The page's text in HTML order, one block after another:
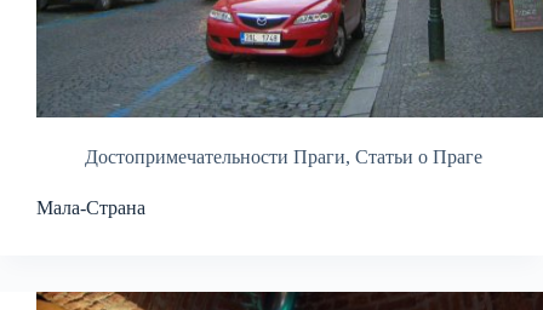
Достопримечательности Праги, Статьи о Праге
Мала-Страна